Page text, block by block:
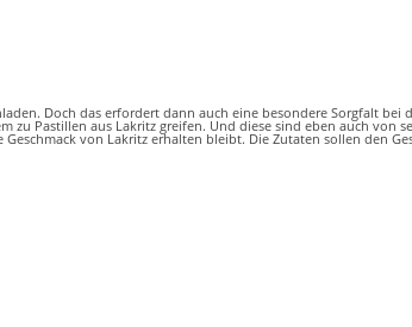
Doch das erfordert dann auch eine besondere Sorgfalt
Pastillen aus Lakritz greifen. Und diese sind eben auch von
von Lakritz erhalten bleibt. Die Zutaten sollen den